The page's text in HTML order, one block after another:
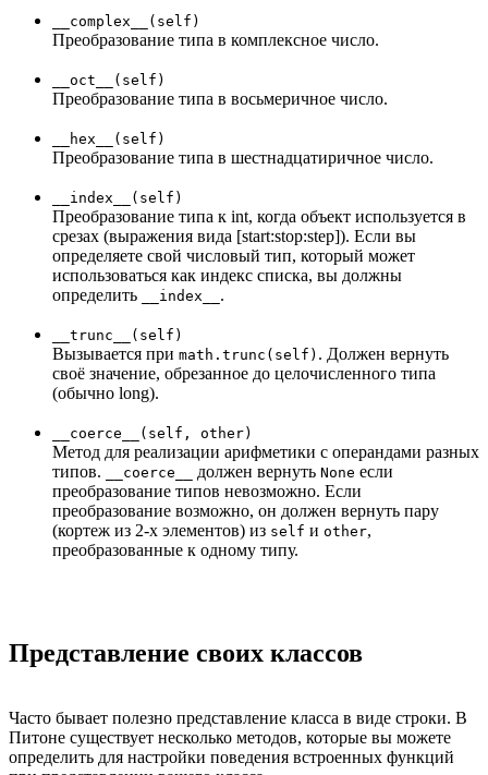
__complex__(self)
Преобразование типа в комплексное число.
__oct__(self)
Преобразование типа в восьмеричное число.
__hex__(self)
Преобразование типа в шестнадцатиричное число.
__index__(self)
Преобразование типа к int, когда объект используется в
срезах (выражения вида [start:stop:step]). Если вы
определяете свой числовый тип, который может
использоваться как индекс списка, вы должны
определить
__index__ .
__trunc__(self)
Вызывается при math.trunc(self) . Должен вернуть
своё значение, обрезанное до целочисленного типа
(обычно long).
__coerce__(self, other)
Метод для реализации арифметики с операндами разных
типов.
__coerce__ должен вернуть None если
преобразование типов невозможно. Если
преобразование возможно, он должен вернуть пару
(кортеж из 2-х элементов) из self и other,
преобразованные к одному типу.
Представление своих классов
Часто бывает полезно представление класса в виде строки. В
Питоне существует несколько методов, которые вы можете
определить для настройки поведения встроенных функций